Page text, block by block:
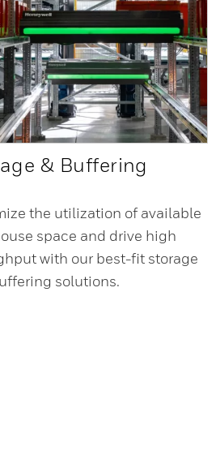
& Buffering
the utilization of available
space and drive high
with our best-fit storage
solutions.